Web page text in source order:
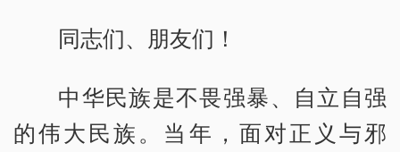
同志们、朋友们！
中华民族是不畏强暴、自立自强
的伟大民族。当年，面对正义与邪